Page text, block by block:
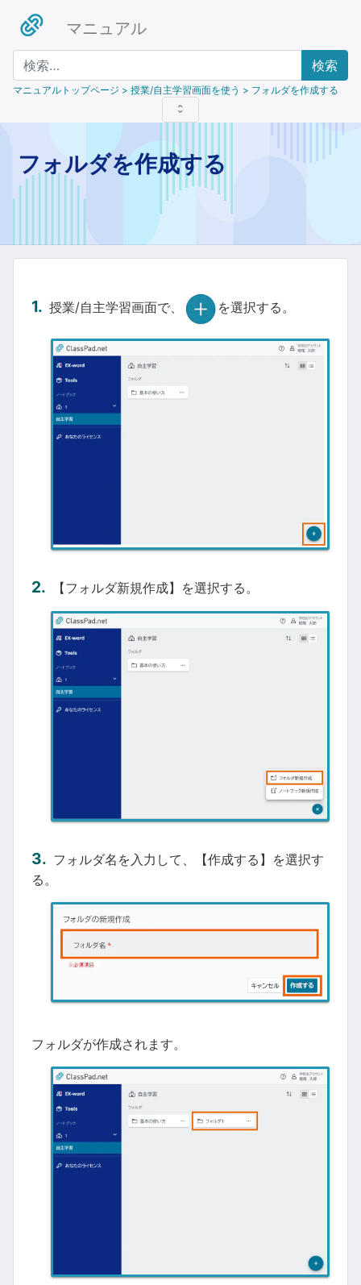
マニュアル
検索
マニュアルトップページ > 授業/自主学習画面を使う > フォルダを作成する
フォルダを作成する
授業/自主学習画面で、 を選択する。
【フォルダ新規作成】を選択する。
フォルダ名を入力して、【作成する】を選択す
る。
フォルダが作成されます。